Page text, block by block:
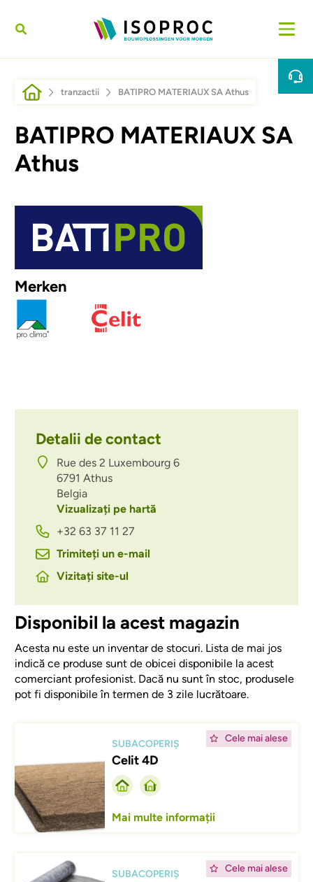
Breadcrumb
tranzactii BATIPRO MATERIAUX SA Athus
BATIPRO MATERIAUX SA
Athus
Merken
Detalii de contact
Rue des 2 Luxembourg 6
6791 Athus
Belgia
Vizualizați pe hartă
+32 63 37 11 27
Trimiteți un e-mail
Vizitați site-ul
Disponibil la acest magazin
Acesta nu este un inventar de stocuri. Lista de mai jos
indică ce produse sunt de obicei disponibile la acest
comerciant profesionist. Dacă nu sunt în stoc, produsele
pot fi disponibile în termen de 3 zile lucrătoare.
Cele mai alese
SUBACOPERIȘ
Celit 4D
Mai multe informații
Cele mai alese
Afbeelding
SUBACOPERIȘ